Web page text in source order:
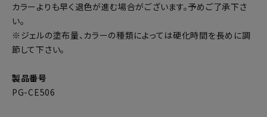
カラーよりも早く退色が進む場合がございます。予めご了承下さ
い。
※ジェルの塗布量、カラーの種類によっては硬化時間を長めに調
節して下さい。
製品番号
PG-CE506